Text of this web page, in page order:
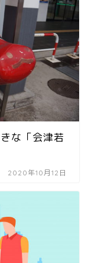
な「会津若
2020年10月12日